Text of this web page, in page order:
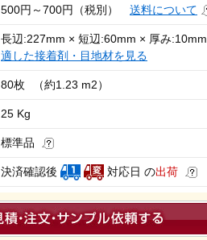
500円～700円（税別） 送料について
長辺:227mm × 短辺:60mm × 厚み:10mm
適した接着剤・目地材を見る
80枚 （約1.23 m2）
25 Kg
標準品
決済確認後 対応日 の出荷